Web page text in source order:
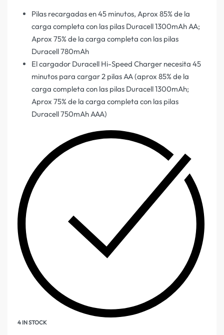
Pilas recargadas en 45 minutos, Aprox 85% de la
carga completa con las pilas Duracell 1300mAh AA;
Aprox 75% de la carga completa con las pilas
Duracell 780mAh
El cargador Duracell Hi-Speed Charger necesita 45
minutos para cargar 2 pilas AA (aprox 85% de la
carga completa con las pilas Duracell 1300mAh;
Aprox 75% de la carga completa con las pilas
Duracell 750mAh AAA)
4 IN STOCK